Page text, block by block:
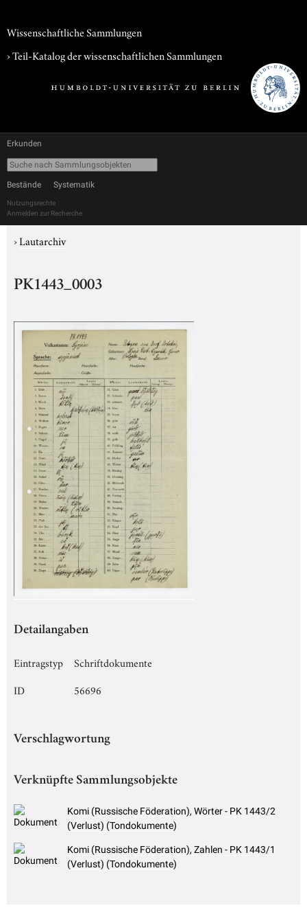
Wissenschaftliche Sammlungen
› Teil-Katalog der wissenschaftlichen Sammlungen
Erkunden
Bestände Systematik
Nutzungsrechte
Anmelden zur Recherche
›Lautarchiv
PK1443_0003
Detailangaben
Eintragstyp
Schriftdokumente
ID
56696
Verschlagwortung
Verknüpfte Sammlungsobjekte
Komi (Russische Föderation), Wörter - PK 1443/2
(Verlust) (Tondokumente)
Komi (Russische Föderation), Zahlen - PK 1443/1
(Verlust) (Tondokumente)